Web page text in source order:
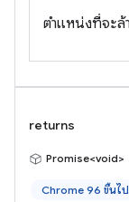
ตำแหน่งที่จะล้
returns
Promise<void>
Chrome 96 ขึ้นไป